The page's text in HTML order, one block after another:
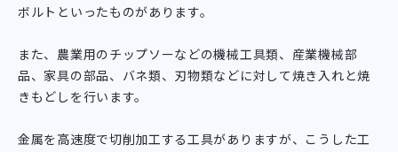
ボルトといったものがあります。
また、農業用のチップソーなどの機械工具類、産業機械部
品、家具の部品、バネ類、刃物類などに対して焼き入れと焼
きもどしを行います。
金属を高速度で切削加工する工具がありますが、こうした工